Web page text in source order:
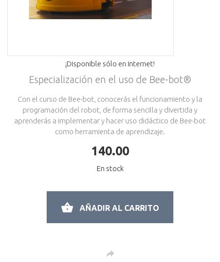
¡Disponible sólo en Internet!
Especialización en el uso de Bee-bot®
Con el curso de Bee-bot, conocerás el funcionamiento y la
programación del robot, de forma sencilla y divertida y
aprenderás a implementar y hacer uso didáctico de Bee-bot
como herramienta de aprendizaje.
140.00
En stock
AÑADIR AL CARRITO